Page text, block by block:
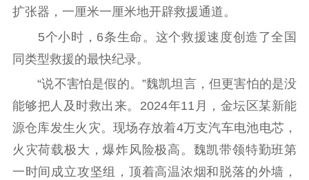
扩张器，一厘米一厘米地开辟救援通道。
5个小时，6条生命。这个救援速度创造了全国
同类型救援的最快纪录。
“说不害怕是假的。”魏凯坦言，但更害怕的是没
能够把人及时救出来。2024年11月，金坛区某新能
源仓库发生火灾。现场存放着4万支汽车电池电芯，
火灾荷载极大，爆炸风险极高。魏凯带领特勤班第
一时间成立攻坚组，顶着高温浓烟和脱落的外墙，